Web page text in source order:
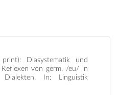
Diasystematik und
von germ. /eu/ in
Dialekten. In: Linguistik